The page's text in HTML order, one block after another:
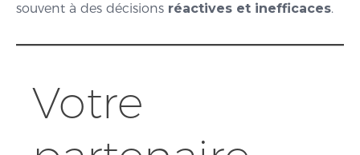
souvent à des décisions réactives et inefficaces.
Votre